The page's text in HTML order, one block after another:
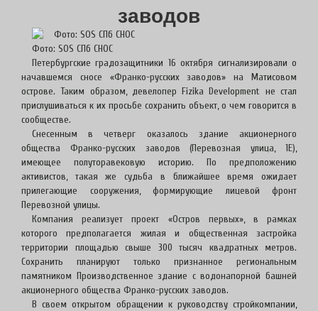
заводов
Фото: SOS СПб СНОС
Петербургские градозащитники 16 октября сигнализировали о
начавшемся сносе «Франко-русских заводов» на Матисовом
острове. Таким образом, девелопер Fizika Development не стал
прислушиваться к их просьбе сохранить объект, о чем говорится в
сообществе.
Снесенным в четверг оказалось здание акционерного
общества Франко-русских заводов (Перевозная улица, 1Е),
имеющее полуторавековую историю. По предположению
активистов, такая же судьба в ближайшее время ожидает
прилегающие сооружения, формирующие лицевой фронт
Перевозной улицы.
Компания реализует проект «Остров первых», в рамках
которого предполагается жилая и общественная застройка
территории площадью свыше 300 тысяч квадратных метров.
Сохранить планируют только признанное региональным
памятником Производственное здание с водонапорной башней
акционерного общества Франко-русских заводов.
В своем открытом обращении к руководству стройкомпании,